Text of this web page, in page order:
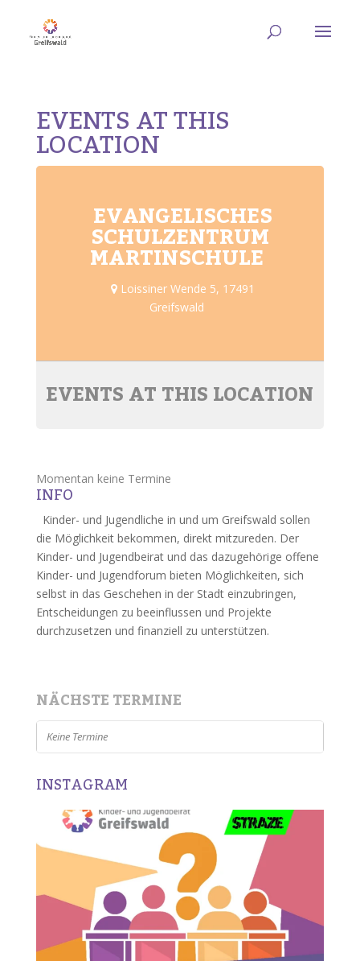
EVENTS AT THIS
LOCATION
EVANGELISCHES
SCHULZENTRUM
MARTINSCHULE
Loissiner Wende 5, 17491
Greifswald
EVENTS AT THIS LOCATION
Momentan keine Termine
INFO
Kinder- und Jugendliche in und um Greifswald sollen
die Möglichkeit bekommen, direkt mitzureden. Der
Kinder- und Jugendbeirat und das dazugehörige offene
Kinder- und Jugendforum bieten Möglichkeiten, sich
selbst in das Geschehen in der Stadt einzubringen,
Entscheidungen zu beeinflussen und Projekte
durchzusetzen und finanziell zu unterstützen.
NÄCHSTE TERMINE
Keine Termine
INSTAGRAM